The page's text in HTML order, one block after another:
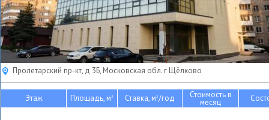
Пролетарский пр-кт, д 3Б, Московская обл. г Щёлково
Этаж Площадь, м2 Ставка, м2/год Стоимость в
месяц